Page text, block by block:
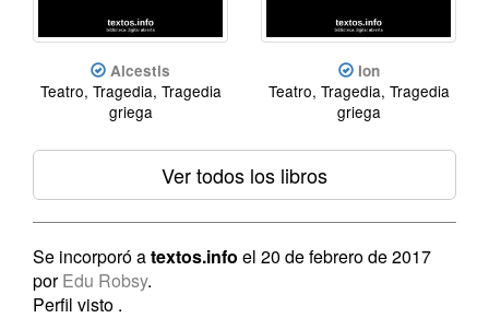
Alcestis
Teatro, Tragedia, Tragedia
griega
Ion
Teatro, Tragedia, Tragedia
griega
Ver todos los libros
Se incorporó atextos.info el 20 de febrero de 2017
porEdu Robsy.
Perfil visto .